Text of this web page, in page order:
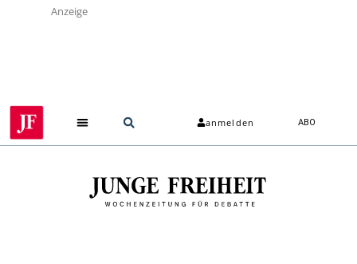
Anzeige
anmelden ABO